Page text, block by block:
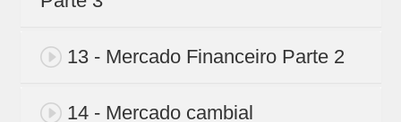
13 - Mercado Financeiro Parte 2
14 - Mercado cambial